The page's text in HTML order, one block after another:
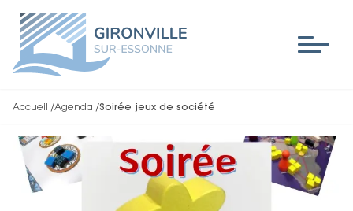
Accueil /Agenda /Soirée jeux de société